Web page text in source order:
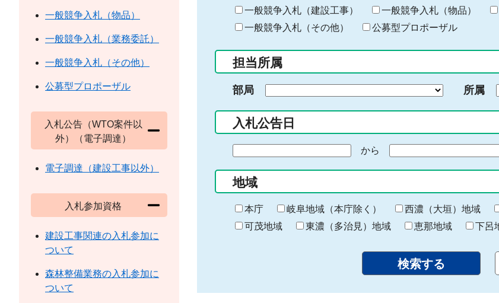
キ
ー
ー
入
力
一般競争入札（建設工事） 一般競争入札（物品）
一般競争入札（その他）
公募型プロポーザル
担当所属
部局 所属
入札公告日
の
始
ま
り
から
終
わ
り
地域
本庁 岐阜地域（本庁除く） 西濃（大垣）地域
可茂地域
東濃（多治見）地域 恵那地域 下呂
一般競争入札（物品）
一般競争入札（業務委託）
一般競争入札（その他）
公募型プロポーザル
入札公告（WTO案件以
外）（電子調達）
電子調達（建設工事以外）
入札参加資格
建設工事関連の入札参加に
ついて
森林整備業務の入札参加に
ついて